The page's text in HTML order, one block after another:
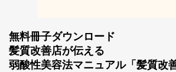
無料冊子ダウンロード
髪質改善店が伝える
弱酸性美容法マニュアル「髪質改